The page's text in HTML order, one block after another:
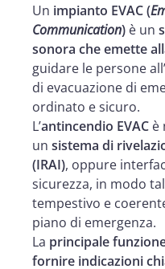
Un impianto EVAC (
Communication) è un
sonora che emette
guidare le persone
di evacuazione di
ordinato e sicuro.
L’antincendio EVAC è
un sistema di
(IRAI), oppure
sicurezza, in modo
tempestivo e
piano di emergenza.
La principale
fornire indicazioni